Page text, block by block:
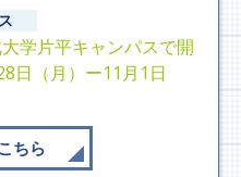
学片平キャンパスで開
日（月）ー11月1日
ちら